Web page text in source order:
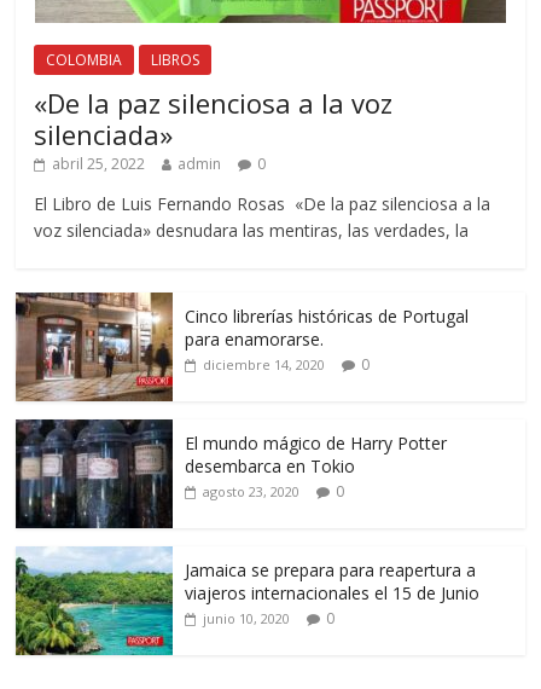
COLOMBIA LIBROS
«De la paz silenciosa a la voz
silenciada»
abril 25, 2022 admin 0
El Libro de Luis Fernando Rosas «De la paz silenciosa a la
voz silenciada» desnudara las mentiras, las verdades, la
Cinco librerías históricas de Portugal
para enamorarse.
diciembre 14, 2020 0
El mundo mágico de Harry Potter
desembarca en Tokio
agosto 23, 2020 0
Jamaica se prepara para reapertura a
viajeros internacionales el 15 de Junio
junio 10, 2020 0